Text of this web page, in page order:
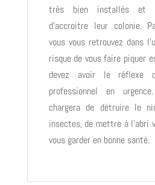
très bien installés et
d’accroitre leur colonie.
vous vous retrouvez dans
risque de vous faire piquer
devez avoir le réflexe
professionnel en
chargera de détruire le
insectes, de mettre à l’abri
vous garder en bonne santé.